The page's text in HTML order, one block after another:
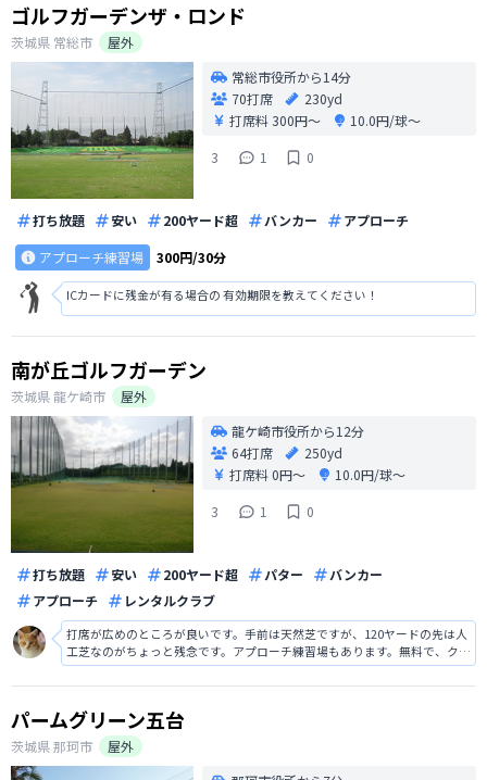
ゴルフガーデンザ・ロンド
茨城県 常総市
屋外
常総市役所から14分
70打席
230yd
打席料300円〜
10.0円/球〜
3
1 0
打ち放題 安い 200ヤード超 バンカー
アプローチ
アプローチ練習場
300円/30分
ICカードに残金が有る場合の 有効期限を教えてください！
南が丘ゴルフガーデン
茨城県龍ケ崎市
屋外
龍ケ崎市役所から12分
64打席
250yd
打席料0円〜
10.0円/球〜
3
1 0
打ち放題 安い 200ヤード超 パター
バンカー
アプローチ
レンタルクラブ
打席が広めのところが良いです。手前は天然芝ですが、120ヤードの先は人
工芝なのがちょっと残念です。アプローチ練習場もあります。無料で、クラ
ブ診断が受けられるのもうれしいポイントです。220円でクラブをレンタル
できます。
パームグリーン五台
茨城県那珂市
屋外